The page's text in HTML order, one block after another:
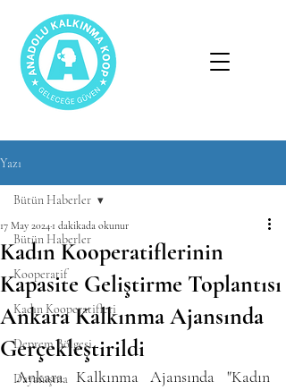
Yazı
Bütün Haberler
Kooperatif
Kadın Kooperatifleri
Deprem Bölgesi
Dayanışma
Bütün Haberler
Kadın Kooperatiflerinin
Kapasite Geliştirme Toplantısı
Ankara Kalkınma Ajansında
Gerçekleştirildi
17 May 2024 1 dakikada okunur
Ankara Kalkınma Ajansında "Kadın